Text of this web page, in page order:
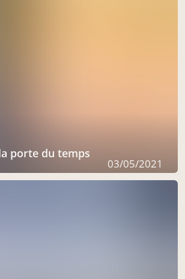
la porte du temps
03/05/2021